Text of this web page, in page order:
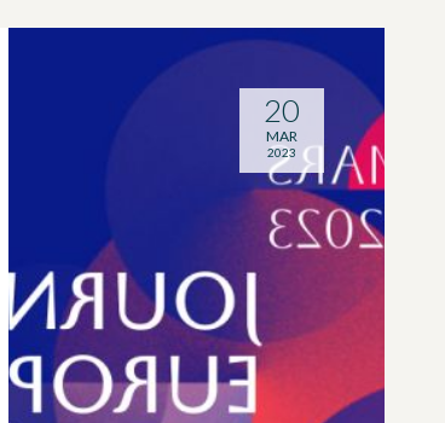
20
MAR
2023